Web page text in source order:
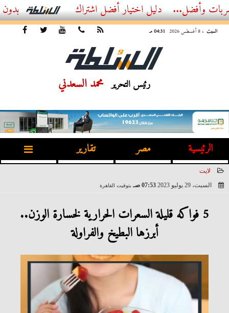
أفضل اشتراك IPTV بدون تقطيع 2026 – دليل المشاهد العصري
السبت ، 8 أغسطس 2026 04:31 مـ
رئيس التحرير محمد السعدني
الرئيسية مصر تقارير
لايت
السبت، 29 يوليو 2023
07:53 صـ بتوقيت القاهرة
5 فواكه قليلة السعرات الحرارية لخسارة الوزن..
أبرزها البطيخ والفراولة